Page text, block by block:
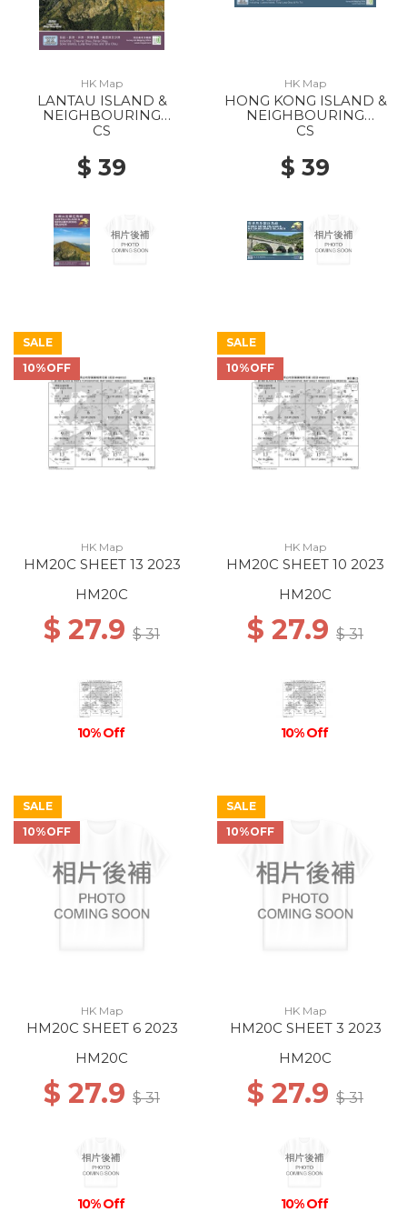
HK Map
LANTAU ISLAND &
NEIGHBOURING
ISLANDS 2022
CS
$ 39
HK Map
HONG KONG ISLAND &
NEIGHBOURING
ISLANDS 2022
CS
$ 39
SALE
10%OFF
HK Map
HM20C SHEET 13 2023
HM20C
$ 27.9 $ 31
10% Off
SALE
10%OFF
HK Map
HM20C SHEET 10 2023
HM20C
$ 27.9 $ 31
10% Off
SALE
10%OFF
HK Map
HM20C SHEET 6 2023
HM20C
$ 27.9 $ 31
10% Off
SALE
10%OFF
HK Map
HM20C SHEET 3 2023
HM20C
$ 27.9 $ 31
10% Off